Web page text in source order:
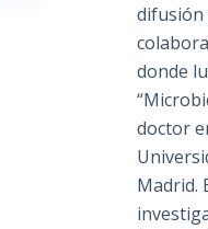
difusión
donde
doctor
Madrid.